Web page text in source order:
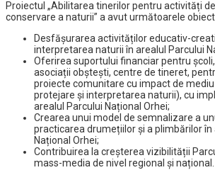
Proiectul „Abilitarea tinerilor pentru activități
conservare a naturii” a avut următoarele
Desfășurarea activităților educativ-
interpretarea naturii în arealul Parcului
Oferirea suportului financiar pentru
asociații obștești, centre de tineret,
proiecte comunitare cu impact de
protejare și interpretarea naturii), cu
arealul Parcului Național Orhei;
Crearea unui model de semnalizare a
practicarea drumețiilor și a plimbărilor în
Național Orhei;
Contribuirea la creșterea vizibilității
mass-media de nivel regional și național.